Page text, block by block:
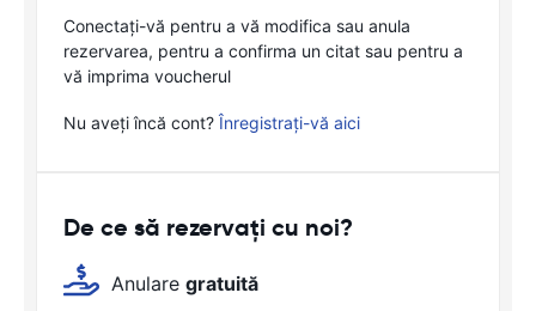
Conectați-vă pentru a vă modifica sau anula
rezervarea, pentru a confirma un citat sau pentru a
vă imprima voucherul
Nu aveți încă cont? Înregistrați-vă aici
De ce să rezervați cu noi?
Anulare gratuită